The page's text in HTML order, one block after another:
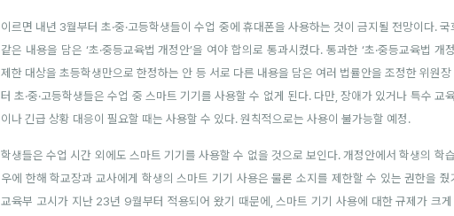
이르면 내년 3월부터 초·중·고등학생들이 수업 중에 휴대폰을 사용하는 것이 금지될 전망이다.
같은 내용을 담은 ‘초·중등교육법 개정안’을 여야 합의로 통과시켰다. 통과한 ‘초·중등교육법
제한 대상을 초등학생만으로 한정하는 안 등 서로 다른 내용을 담은 여러 법률안을 조정한 위원
터 초·중·고등학생들은 수업 중 스마트 기기를 사용할 수 없게 된다. 다만, 장애가 있거나 특수 교
이나 긴급 상황 대응이 필요할 때는 사용할 수 있다. 원칙적으로는 사용이 불가능할 예정.
학생들은 수업 시간 외에도 스마트 기기를 사용할 수 없을 것으로 보인다. 개정안에서 학생의 학
우에 한해 학교장과 교사에게 학생의 스마트 기기 사용은 물론 소지를 제한할 수 있는 권한을
교육부 고시가 지난 23년 9월부터 적용되어 왔기 때문에, 스마트 기기 사용에 대한 규제가 크